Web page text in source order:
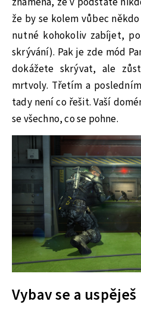
že by se kolem vůbec
nutné kohokoliv zabíjet,
skrývání). Pak je zde mód
dokážete skrývat, ale
mrtvoly. Třetím a
tady není co řešit. Vaší
se všechno, co se pohne.
Vybav se a uspěješ